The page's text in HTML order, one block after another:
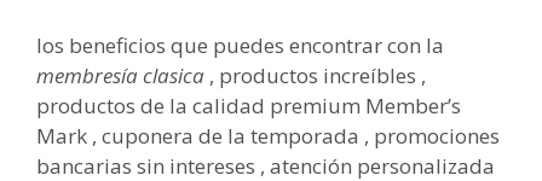
los beneficios que puedes encontrar con la
membresía clasica , productos increíbles ,
productos de la calidad premium Member’s
Mark , cuponera de la temporada , promociones
bancarias sin intereses , atención personalizada